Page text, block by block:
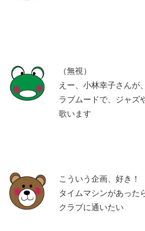
（無視）
えー、小林幸子さんが
ラブムードで、ジャズ
歌います
こういう企画、好き！
タイムマシンがあった
クラブに通いたい